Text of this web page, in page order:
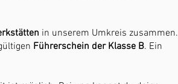
in unserem Umkreis zusammen.
Führerschein der Klasse B. Ein